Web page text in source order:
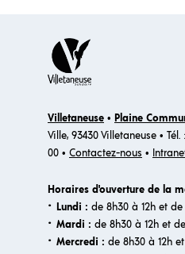
Villetaneuse • Plaine
Ville, 93430 Villetaneuse • Tél.
00 • Contactez-nous •
Horaires d'ouverture de la
· Lundi : de 8h30 à 12h et de
· Mardi : de 8h30 à 12h et
· Mercredi : de 8h30 à 12h